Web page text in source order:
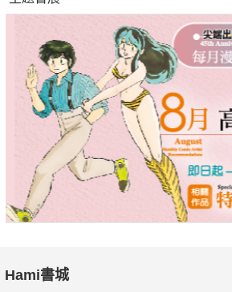
Hami書城